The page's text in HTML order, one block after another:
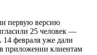
первую версию
25 человек —
февраля уже дали
приложении клиентам